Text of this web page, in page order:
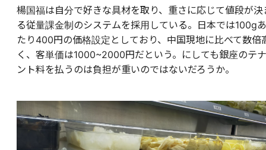
楊国福は自分で好きな具材を取り、重さに応じて値段が決
る従量課金制のシステムを採用している。日本では100gあ
たり400円の価格設定としており、中国現地に比べて数倍
く、客単価は1000~2000円だという。にしても銀座のテナ
ント料を払うのは負担が重いのではないだろうか。